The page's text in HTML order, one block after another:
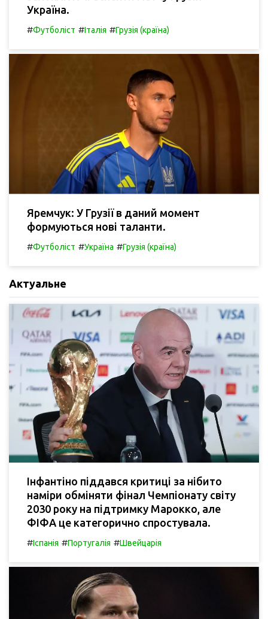
Україна.
#Футболіст #Італія #Грузія (країна)
Яремчук: У Грузії в даний момент
формуються нові таланти.
#Футболіст #Україна #Грузія (країна)
Актуальне
Інфантіно піддався критиці за нібито
наміри обміняти фінал Чемпіонату світу
2030 року на підтримку Марокко, але
ФІФА це категорично спростувала.
#Іспанія #Португалія #Швейцарія